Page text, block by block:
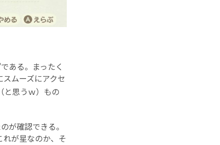
である。まったく
ムーズにアクセ
と思うｗ）もの
が確認できる。
が星なのか、そ